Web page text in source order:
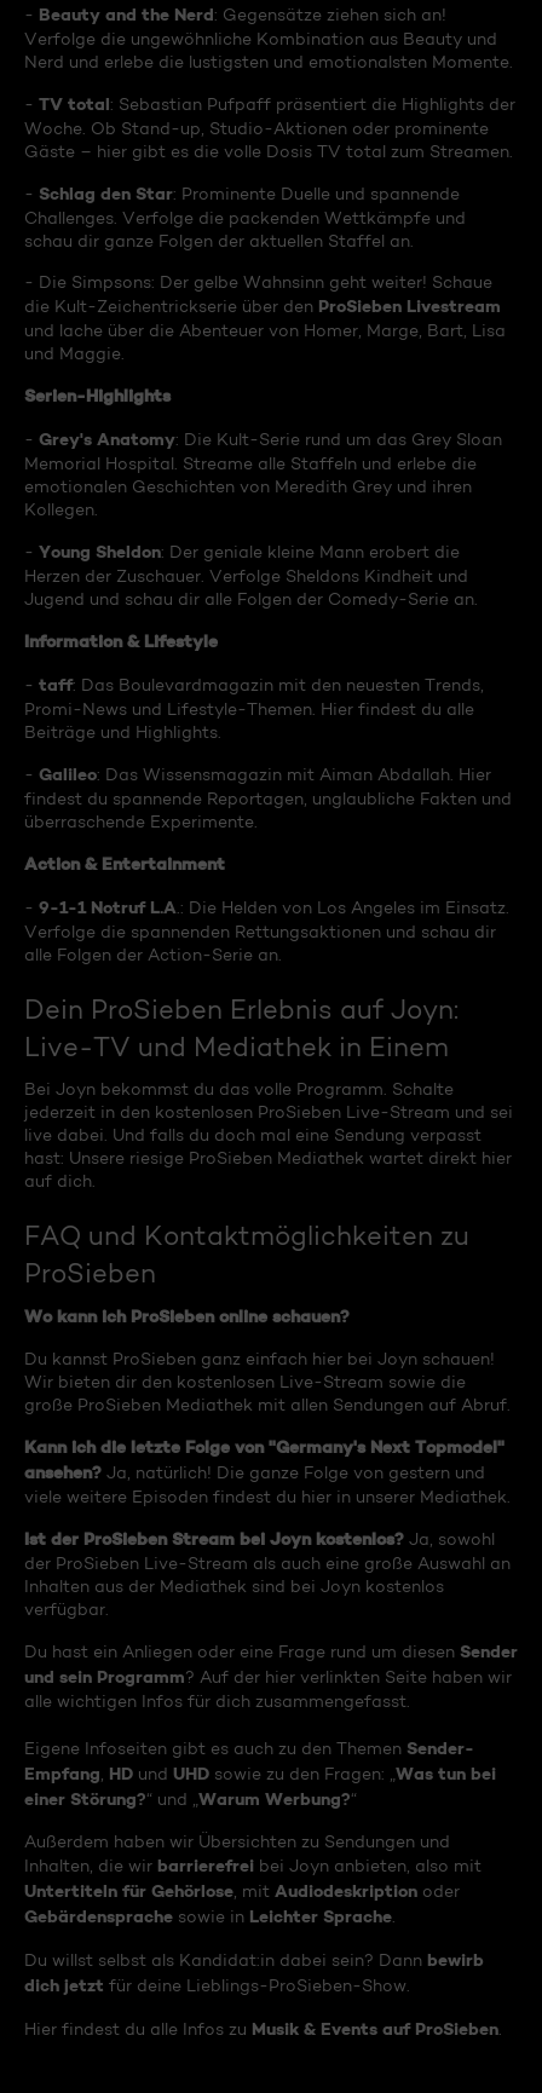
- Beauty and the Nerd: Gegensätze ziehen sich an!
Verfolge die ungewöhnliche Kombination aus Beauty und
Nerd und erlebe die lustigsten und emotionalsten Momente.
- TV total: Sebastian Pufpaff präsentiert die Highlights der
Woche. Ob Stand-up, Studio-Aktionen oder prominente
Gäste – hier gibt es die volle Dosis TV total zum Streamen.
- Schlag den Star: Prominente Duelle und spannende
Challenges. Verfolge die packenden Wettkämpfe und
schau dir ganze Folgen der aktuellen Staffel an.
- Die Simpsons: Der gelbe Wahnsinn geht weiter! Schaue
die Kult-Zeichentrickserie über den ProSieben Livestream
und lache über die Abenteuer von Homer, Marge, Bart, Lisa
und Maggie.
Serien-Highlights
- Grey's Anatomy: Die Kult-Serie rund um das Grey Sloan
Memorial Hospital. Streame alle Staffeln und erlebe die
emotionalen Geschichten von Meredith Grey und ihren
Kollegen.
- Young Sheldon: Der geniale kleine Mann erobert die
Herzen der Zuschauer. Verfolge Sheldons Kindheit und
Jugend und schau dir alle Folgen der Comedy-Serie an.
Information & Lifestyle
- taff: Das Boulevardmagazin mit den neuesten Trends,
Promi-News und Lifestyle-Themen. Hier findest du alle
Beiträge und Highlights.
- Galileo: Das Wissensmagazin mit Aiman Abdallah. Hier
findest du spannende Reportagen, unglaubliche Fakten und
überraschende Experimente.
Action & Entertainment
- 9-1-1 Notruf L.A .: Die Helden von Los Angeles im Einsatz.
Verfolge die spannenden Rettungsaktionen und schau dir
alle Folgen der Action-Serie an.
Dein ProSieben Erlebnis auf Joyn:
Live-TV und Mediathek in Einem
Bei Joyn bekommst du das volle Programm. Schalte
jederzeit in den kostenlosen ProSieben Live-Stream und sei
live dabei. Und falls du doch mal eine Sendung verpasst
hast: Unsere riesige ProSieben Mediathek wartet direkt hier
auf dich.
FAQ und Kontaktmöglichkeiten zu
ProSieben
Wo kann ich ProSieben online schauen?
Du kannst ProSieben ganz einfach hier bei Joyn schauen!
Wir bieten dir den kostenlosen Live-Stream sowie die
große ProSieben Mediathek mit allen Sendungen auf Abruf.
Kann ich die letzte Folge von "Germany's Next Topmodel"
ansehen? Ja, natürlich! Die ganze Folge von gestern und
viele weitere Episoden findest du hier in unserer Mediathek.
Ist der ProSieben Stream bei Joyn kostenlos? Ja, sowohl
der ProSieben Live-Stream als auch eine große Auswahl an
Inhalten aus der Mediathek sind bei Joyn kostenlos
verfügbar.
Du hast ein Anliegen oder eine Frage rund um diesen Sender
und sein Programm? Auf der hier verlinkten Seite haben wir
alle wichtigen Infos für dich zusammengefasst.
Eigene Infoseiten gibt es auch zu den Themen Sender-
Empfang HD und UHD sowie zu den Fragen: „ Was tun bei
einer Störung?“ und „ Warum Werbung?“
Außerdem haben wir Übersichten zu Sendungen und
Inhalten, die wir barrierefrei bei Joyn anbieten, also mit
Untertiteln für Gehörlose , mit Audiodeskription oder
Gebärdensprache sowie in Leichter Sprache
Du willst selbst als Kandidat:in dabei sein? Dann bewirb
dich jetzt für deine Lieblings-ProSieben-Show.
Hier findest du alle Infos zu Musik & Events auf ProSieben